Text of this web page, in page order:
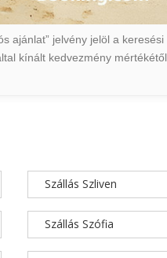
ajánlat” jelvény jelöl a keresési
kínált kedvezmény mértékétől
Szállás Szliven
Szállás Szófia